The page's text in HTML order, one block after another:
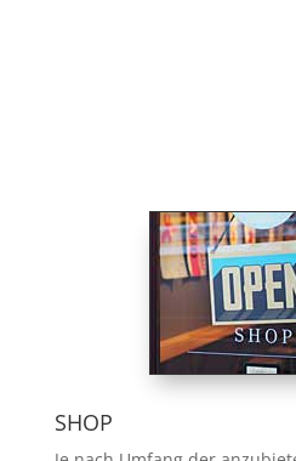
SHOP